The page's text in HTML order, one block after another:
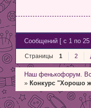
Сообщений [ с 1 по 25
Страницы 1 2
Наш фенькофорум.
» Конкурс "Хорошо